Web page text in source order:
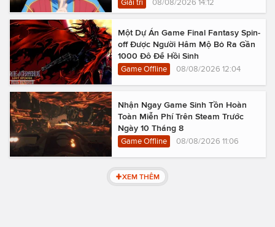
Giải trí 08/08/2026 14:12
Một Dự Án Game Final Fantasy Spin-
off Được Người Hâm Mộ Bỏ Ra Gần
1000 Đô Để Hồi Sinh
Game Offline 08/08/2026 12:04
Nhận Ngay Game Sinh Tồn Hoàn
Toàn Miễn Phí Trên Steam Trước
Ngày 10 Tháng 8
Game Offline 08/08/2026 11:06
XEM THÊM